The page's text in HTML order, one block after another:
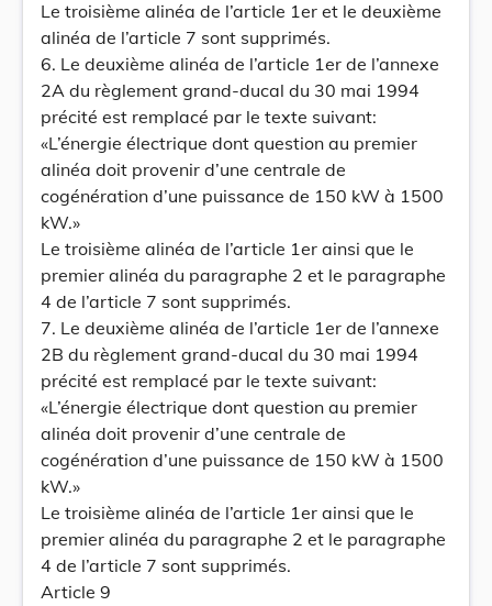
Le troisième alinéa de l’article 1er et le deuxième
alinéa de l’article 7 sont supprimés.
6. Le deuxième alinéa de l’article 1er de l’annexe
2A du règlement grand-ducal du 30 mai 1994
précité est remplacé par le texte suivant:
«L’énergie électrique dont question au premier
alinéa doit provenir d’une centrale de
cogénération d’une puissance de 150 kW à 1500
kW.»
Le troisième alinéa de l’article 1er ainsi que le
premier alinéa du paragraphe 2 et le paragraphe
4 de l’article 7 sont supprimés.
7. Le deuxième alinéa de l’article 1er de l’annexe
2B du règlement grand-ducal du 30 mai 1994
précité est remplacé par le texte suivant:
«L’énergie électrique dont question au premier
alinéa doit provenir d’une centrale de
cogénération d’une puissance de 150 kW à 1500
kW.»
Le troisième alinéa de l’article 1er ainsi que le
premier alinéa du paragraphe 2 et le paragraphe
4 de l’article 7 sont supprimés.
Article 9